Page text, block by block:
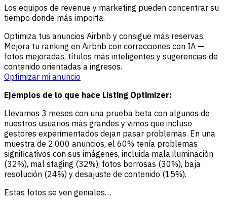
Los equipos de revenue y marketing pueden concentrar su
tiempo donde más importa.
Optimiza tus anuncios Airbnb y consigue más reservas.
Mejora tu ranking en Airbnb con correcciones con IA —
fotos mejoradas, títulos más inteligentes y sugerencias de
contenido orientadas a ingresos.
Optimizar mi anuncio
Ejemplos de lo que hace Listing Optimizer:
Llevamos 3 meses con una prueba beta con algunos de
nuestros usuarios más grandes y vimos que incluso
gestores experimentados dejan pasar problemas. En una
muestra de 2.000 anuncios, el 60% tenía problemas
significativos con sus imágenes, incluida mala iluminación
(32%), mal staging (32%), fotos borrosas (30%), baja
resolución (24%) y desajuste de contenido (15%).
Estas fotos se ven geniales…